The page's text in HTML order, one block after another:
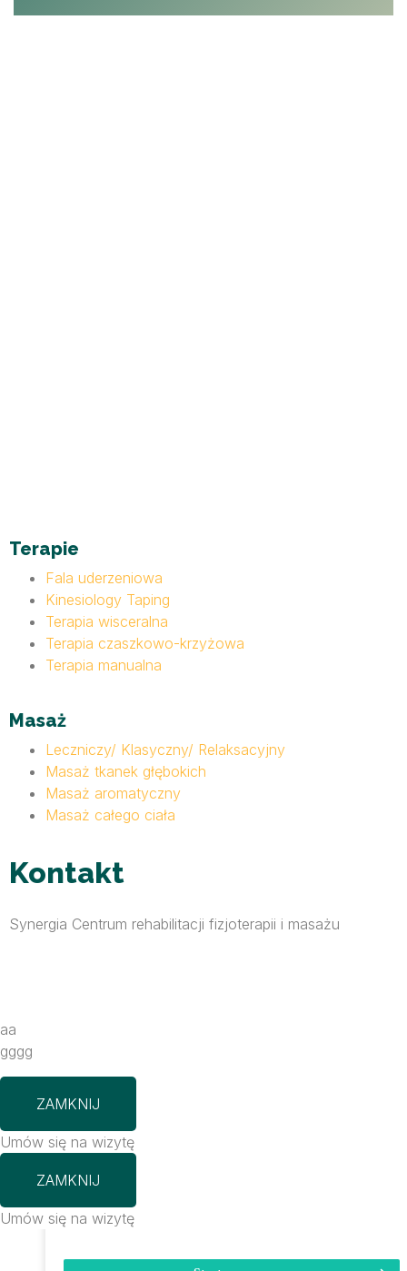
Terapie
Fala uderzeniowa
Kinesiology Taping
Terapia wisceralna
Terapia czaszkowo-krzyżowa
Terapia manualna
Masaż
Leczniczy/ Klasyczny/ Relaksacyjny
Masaż tkanek głębokich
Masaż aromatyczny
Masaż całego ciała
Kontakt
Synergia Centrum rehabilitacji fizjoterapii i masażu
aa
gggg
ZAMKNIJ
Umów się na wizytę
ZAMKNIJ
Umów się na wizytę